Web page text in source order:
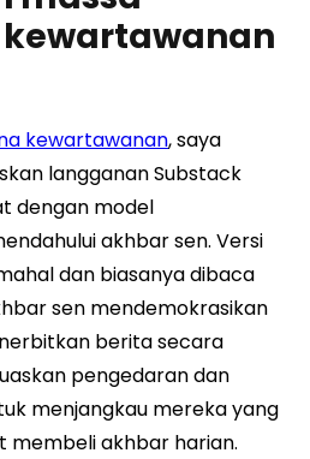
kewartawanan, saya
langganan Substack
dengan model
akhbar sen. Versi
dan biasanya dibaca
sen mendemokrasikan
berita secara
pengedaran dan
menjangkau mereka yang
membeli akhbar harian.